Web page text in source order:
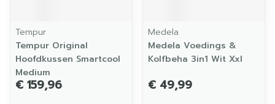
Tempur
Tempur Original
Hoofdkussen Smartcool
Medium
€ 159,96
Medela
Medela Voedings &
Kolfbeha 3in1 Wit Xxl
€ 49,99